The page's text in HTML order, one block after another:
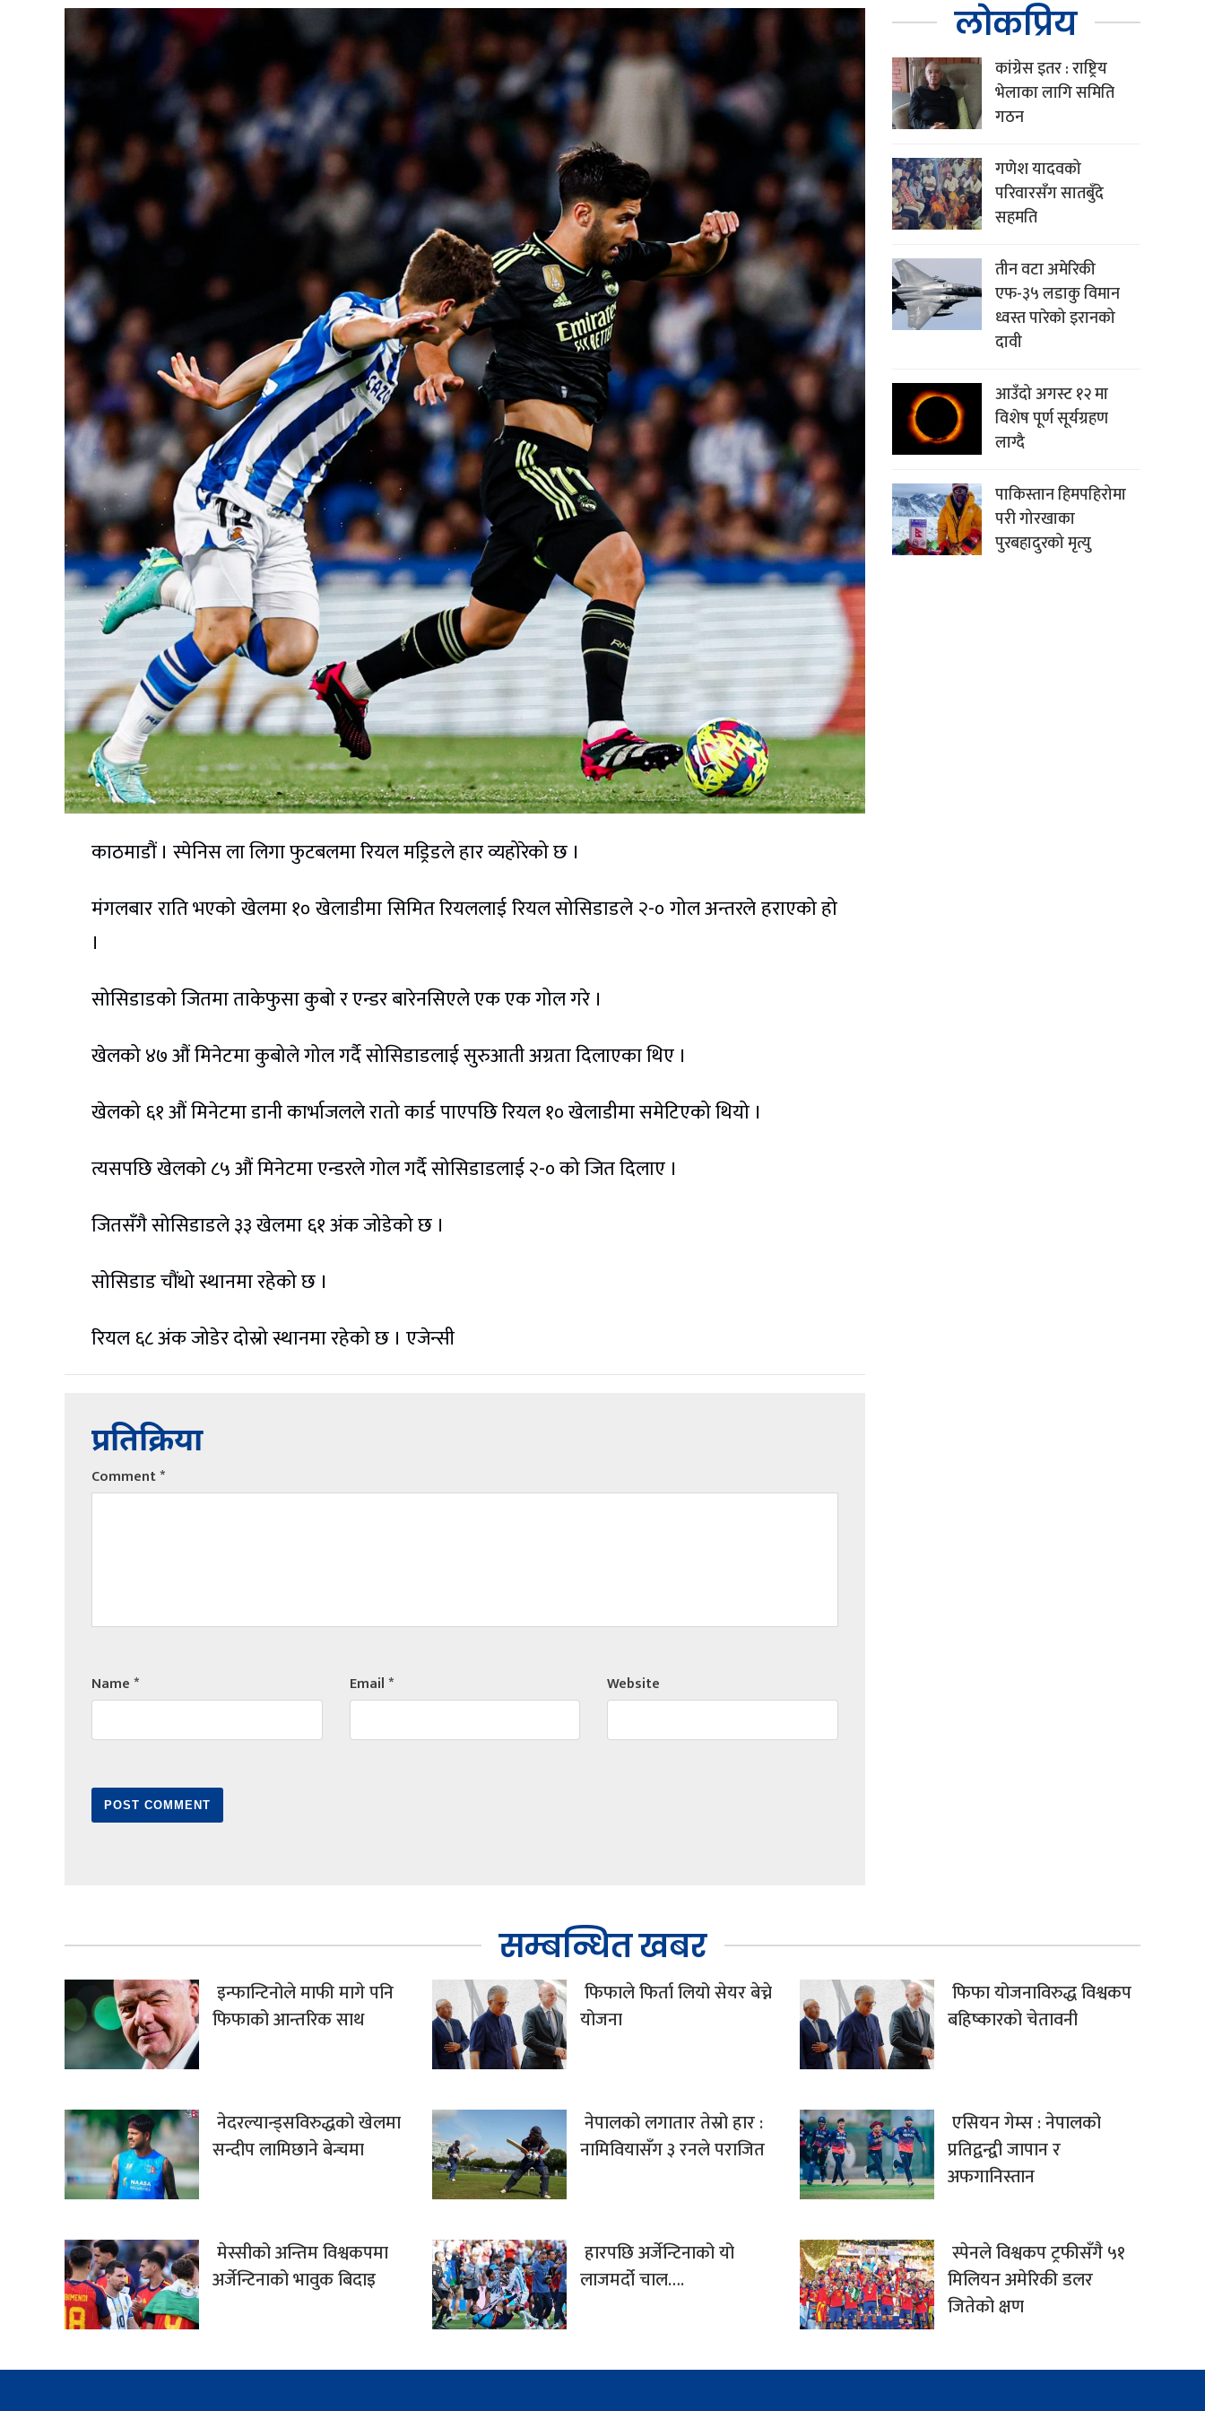
काठमाडौं । स्पेनिस ला लिगा फुटबलमा रियल मड्रिडले हार व्यहोरेको छ ।
मंगलबार राति भएको खेलमा १० खेलाडीमा सिमित रियललाई रियल सोसिडाडले २-० गोल अन्तरले हराएको हो
।
सोसिडाडको जितमा ताकेफुसा कुबो र एन्डर बारेनसिएले एक एक गोल गरे ।
खेलको ४७ औं मिनेटमा कुबोले गोल गर्दै सोसिडाडलाई सुरुआती अग्रता दिलाएका थिए ।
खेलको ६१ औं मिनेटमा डानी कार्भाजलले रातो कार्ड पाएपछि रियल १० खेलाडीमा समेटिएको थियो ।
त्यसपछि खेलको ८५ औं मिनेटमा एन्डरले गोल गर्दै सोसिडाडलाई २-० को जित दिलाए ।
जितसँगै सोसिडाडले ३३ खेलमा ६१ अंक जोडेको छ ।
सोसिडाड चौंथो स्थानमा रहेको छ ।
रियल ६८ अंक जोडेर दोस्रो स्थानमा रहेको छ । एजेन्सी
प्रतिक्रिया
Comment*
Name* Email* Website
लोकप्रिय
कांग्रेस इतर : राष्ट्रिय
भेलाका लागि समिति
गठन
गणेश यादवको
परिवारसँग सातबुँदे
सहमति
तीन वटा अमेरिकी
एफ-३५ लडाकु विमान
ध्वस्त पारेको इरानको
दावी
आउँदो अगस्ट १२ मा
विशेष पूर्ण सूर्यग्रहण
लाग्दै
पाकिस्तान हिमपहिरोमा
परी गोरखाका
पुरबहादुरको मृत्यु
सम्बन्धित खबर
इन्फान्टिनोले माफी मागे पनि
फिफाको आन्तरिक साथ
फिफाले फिर्ता लियो सेयर बेच्ने
योजना
फिफा योजनाविरुद्ध विश्वकप
बहिष्कारको चेतावनी
नेदरल्यान्ड्सविरुद्धको खेलमा
सन्दीप लामिछाने बेन्चमा
नेपालको लगातार तेस्रो हार :
नामिवियासँग ३ रनले पराजित
एसियन गेम्स : नेपालको
प्रतिद्वन्द्वी जापान र
अफगानिस्तान
मेस्सीको अन्तिम विश्वकपमा
अर्जेन्टिनाको भावुक बिदाइ
हारपछि अर्जेन्टिनाको यो
लाजमर्दो चाल….
स्पेनले विश्वकप ट्रफीसँगै ५१
मिलियन अमेरिकी डलर
जितेको क्षण